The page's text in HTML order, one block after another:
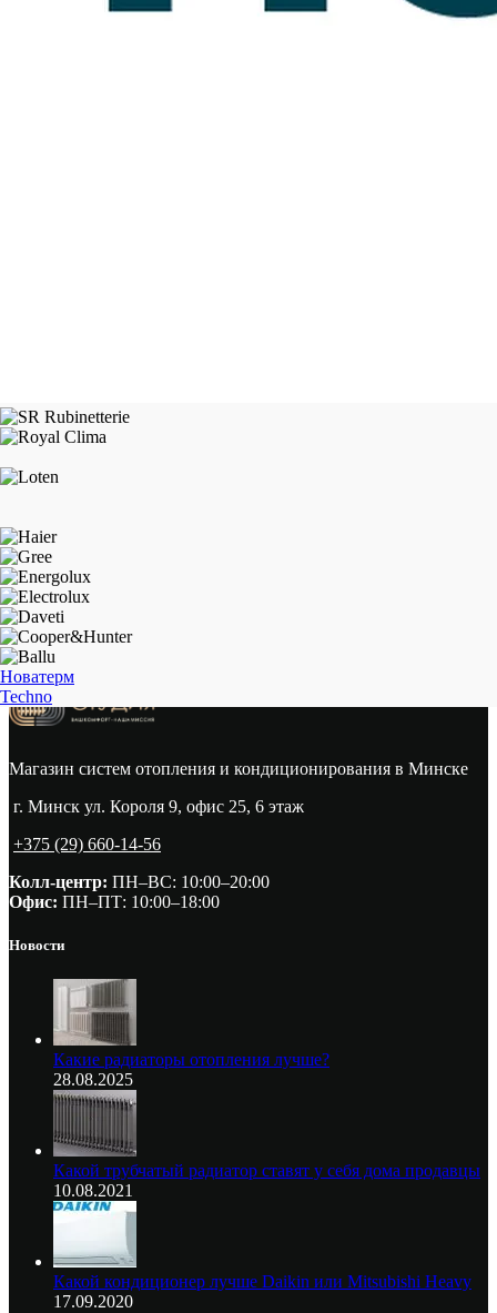
Новатерм
Techno
Магазин систем отопления и кондиционирования в Минске
г. Минск ул. Короля 9, офис 25, 6 этаж
+375 (29) 660-14-56
Колл-центр: ПН–ВС: 10:00–20:00​
Офис: ПН–ПТ: 10:00–18:00
Новости
Какие радиаторы отопления лучше?
28.08.2025
Какой трубчатый радиатор ставят у себя дома продавцы
10.08.2021
Какой кондиционер лучше Daikin или Mitsubishi Heavy
17.09.2020